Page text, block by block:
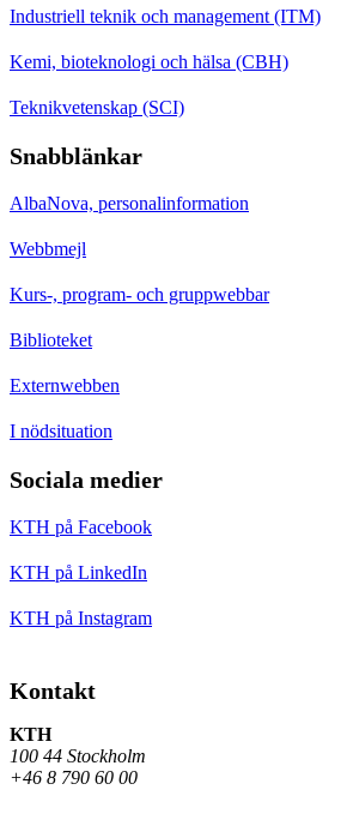
Industriell teknik och management (ITM)
Kemi, bioteknologi och hälsa (CBH)
Teknikvetenskap (SCI)
Snabblänkar
AlbaNova, personalinformation
Webbmejl
Kurs-, program- och gruppwebbar
Biblioteket
Externwebben
I nödsituation
Sociala medier
KTH på Facebook
KTH på LinkedIn
KTH på Instagram
Kontakt
KTH
100 44 Stockholm
+46 8 790 60 00